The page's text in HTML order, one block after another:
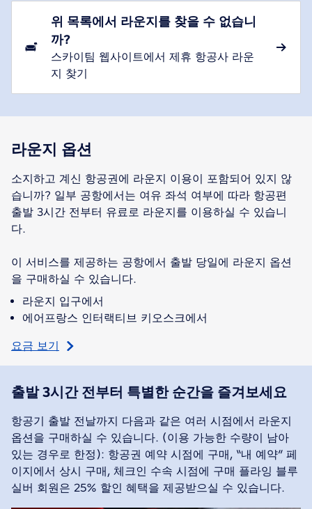
위 목록에서 라운지를 찾을 수 없습니
까?
스카이팀 웹사이트에서 제휴 항공사 라운
지 찾기
라운지 옵션
소지하고 계신 항공권에 라운지 이용이 포함되어 있지 않
습니까? 일부 공항에서는 여유 좌석 여부에 따라 항공편
출발 3시간 전부터 유료로 라운지를 이용하실 수 있습니
다.
이 서비스를 제공하는 공항에서 출발 당일에 라운지 옵션
을 구매하실 수 있습니다.
라운지 입구에서
에어프랑스 인터랙티브 키오스크에서
요금 보기
출발 3시간 전부터 특별한 순간을 즐겨보세요
항공기 출발 전날까지 다음과 같은 여러 시점에서 라운지
옵션을 구매하실 수 있습니다. (이용 가능한 수량이 남아
있는 경우로 한정): 항공권 예약 시점에 구매, “내 예약” 페
이지에서 상시 구매, 체크인 수속 시점에 구매 플라잉 블루